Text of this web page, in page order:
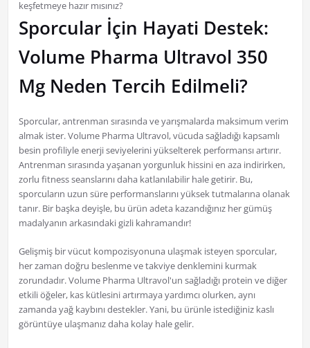
keşfetmeye hazır mısınız?
Sporcular İçin Hayati Destek:
Volume Pharma Ultravol 350
Mg Neden Tercih Edilmeli?
Sporcular, antrenman sırasında ve yarışmalarda maksimum verim
almak ister. Volume Pharma Ultravol, vücuda sağladığı kapsamlı
besin profiliyle enerji seviyelerini yükselterek performansı artırır.
Antrenman sırasında yaşanan yorgunluk hissini en aza indirirken,
zorlu fitness seanslarını daha katlanılabilir hale getirir. Bu,
sporcuların uzun süre performanslarını yüksek tutmalarına olanak
tanır. Bir başka deyişle, bu ürün adeta kazandığınız her gümüş
madalyanın arkasındaki gizli kahramandır!
Gelişmiş bir vücut kompozisyonuna ulaşmak isteyen sporcular,
her zaman doğru beslenme ve takviye denklemini kurmak
zorundadır. Volume Pharma Ultravol'un sağladığı protein ve diğer
etkili öğeler, kas kütlesini artırmaya yardımcı olurken, aynı
zamanda yağ kaybını destekler. Yani, bu ürünle istediğiniz kaslı
görüntüye ulaşmanız daha kolay hale gelir.